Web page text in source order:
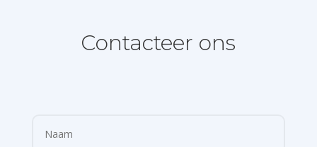
Contacteer ons